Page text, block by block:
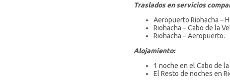
Traslados en servicios
Aeropuerto Riohacha –
Riohacha – Cabo de la
Riohacha – Aeropuerto.
Alojamiento:
1 noche en el Cabo de
El Resto de noches en